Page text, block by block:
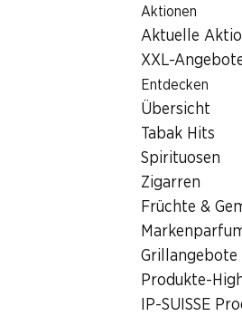
Aktionen
Aktuelle
XXL-
Entdecken
Übersicht
Tabak Hits
Spirituosen
Zigarren
Früchte &
Grillangebote
Produkte-
IP-SUISSE
Filialsuche
Denner Filiale Laufenstrasse 57,
4053 Basel
Laufenstrasse 57, 4053 Basel
Zur Wegbeschreibung